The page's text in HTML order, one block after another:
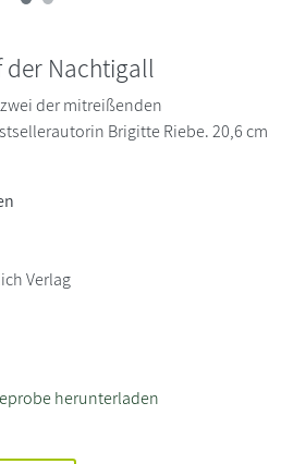
der Nachtigall
der mitreißenden
Brigitte Riebe. 20,6 cm
Verlag
herunterladen